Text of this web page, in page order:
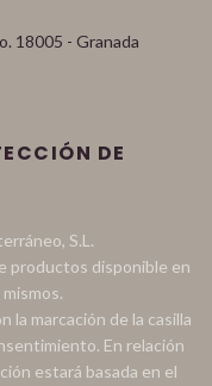
18005 - Granada
DE
S.L.
productos disponible en
la marcación de la casilla
En relación
estará basada en el